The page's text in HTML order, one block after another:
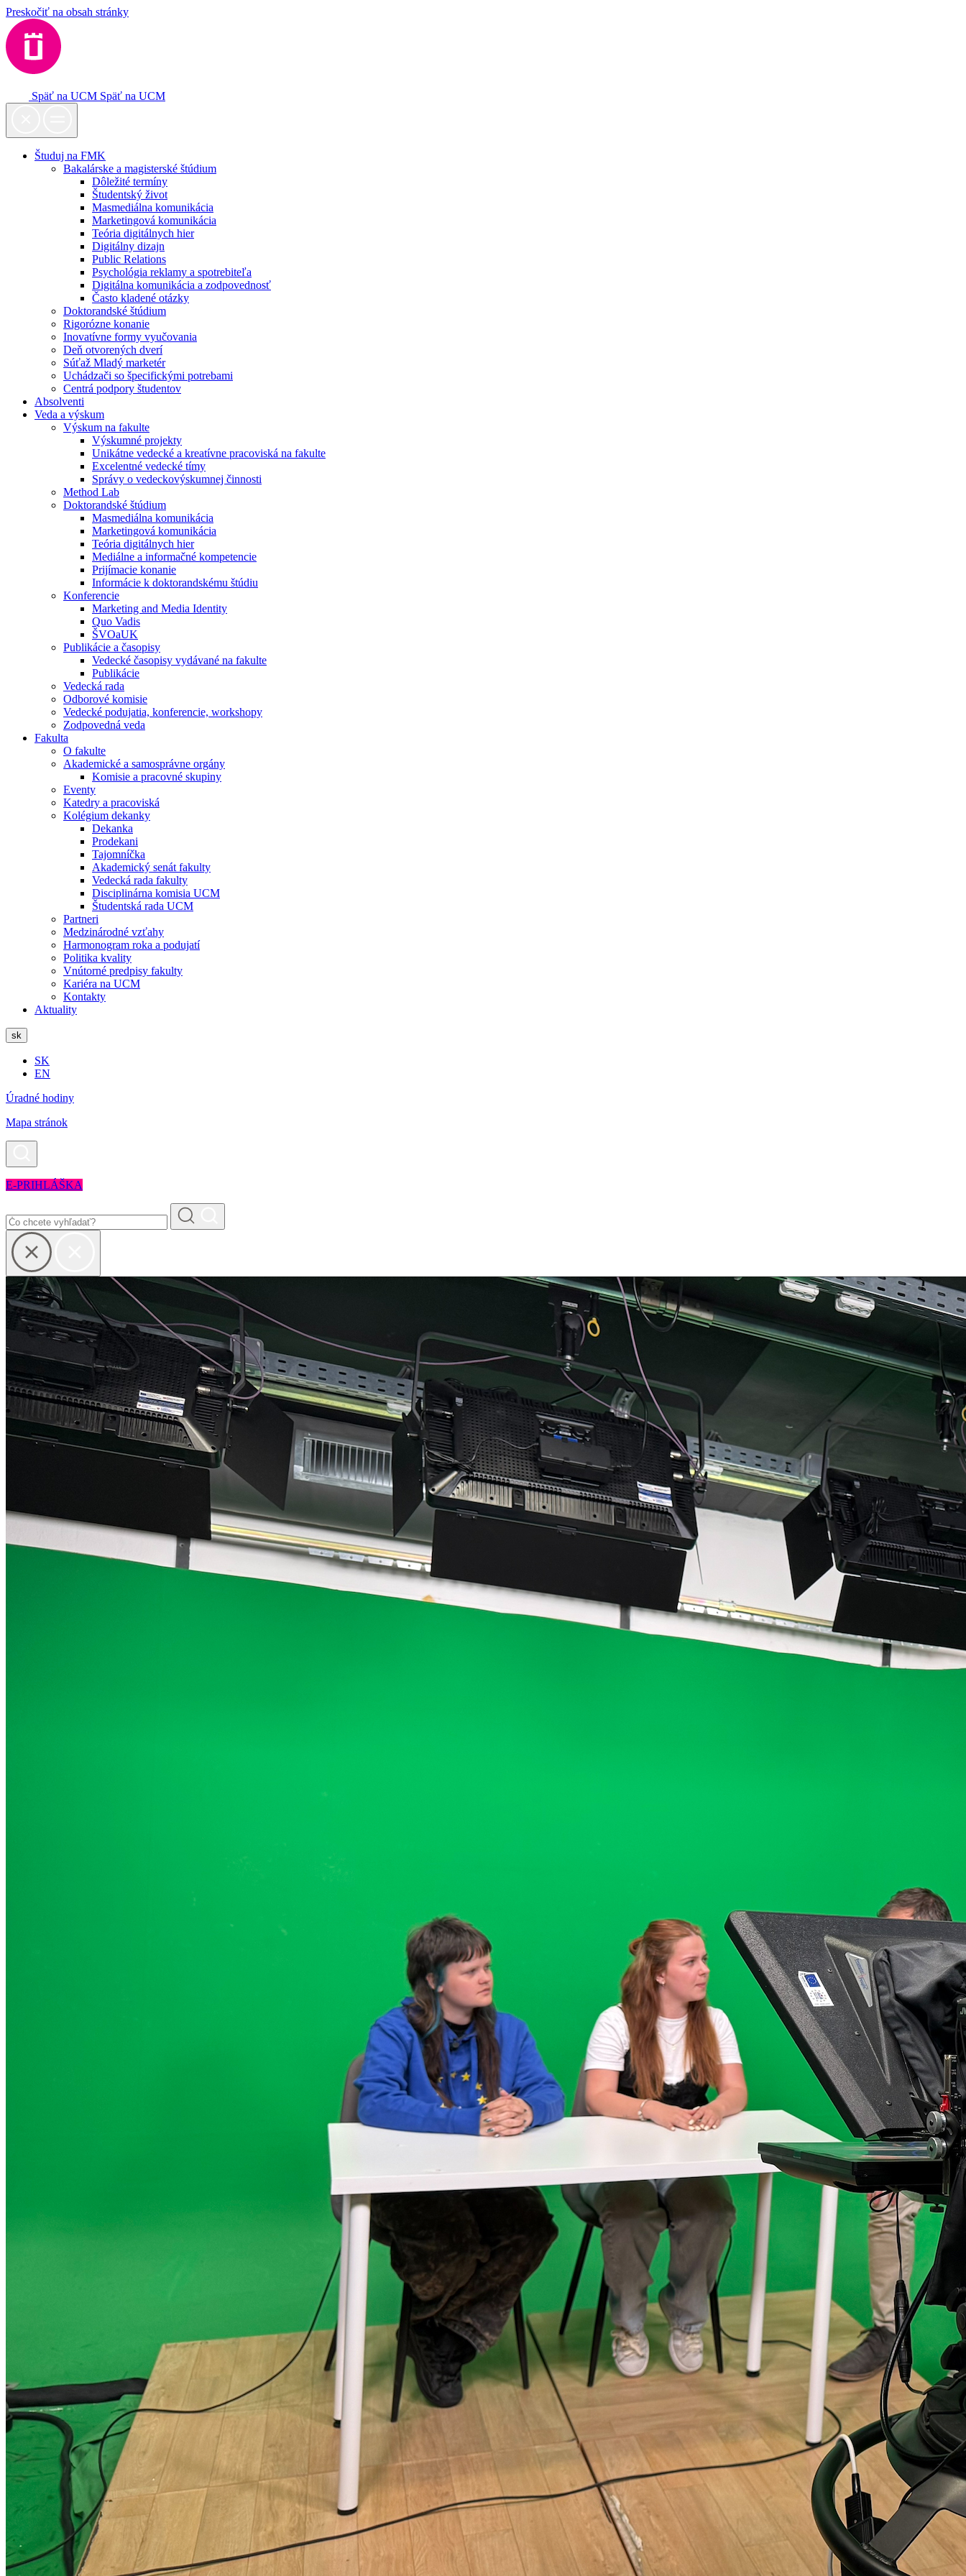
Preskočiť na obsah stránky
Späť na UCM Späť na UCM
Študuj na FMK
Bakalárske a magisterské štúdium
Dôležité termíny
Študentský život
Masmediálna komunikácia
Marketingová komunikácia
Teória digitálnych hier
Digitálny dizajn
Public Relations
Psychológia reklamy a spotrebiteľa
Digitálna komunikácia a zodpovednosť
Často kladené otázky
Doktorandské štúdium
Rigorózne konanie
Inovatívne formy vyučovania
Deň otvorených dverí
Súťaž Mladý marketér
Uchádzači so špecifickými potrebami
Centrá podpory študentov
Absolventi
Veda a výskum
Výskum na fakulte
Výskumné projekty
Unikátne vedecké a kreatívne pracoviská na fakulte
Excelentné vedecké tímy
Správy o vedeckovýskumnej činnosti
Method Lab
Doktorandské štúdium
Masmediálna komunikácia
Marketingová komunikácia
Teória digitálnych hier
Mediálne a informačné kompetencie
Prijímacie konanie
Informácie k doktorandskému štúdiu
Konferencie
Marketing and Media Identity
Quo Vadis
ŠVOaUK
Publikácie a časopisy
Vedecké časopisy vydávané na fakulte
Publikácie
Vedecká rada
Odborové komisie
Vedecké podujatia, konferencie, workshopy
Zodpovedná veda
Fakulta
O fakulte
Akademické a samosprávne orgány
Komisie a pracovné skupiny
Eventy
Katedry a pracoviská
Kolégium dekanky
Dekanka
Prodekani
Tajomníčka
Akademický senát fakulty
Vedecká rada fakulty
Disciplinárna komisia UCM
Študentská rada UCM
Partneri
Medzinárodné vzťahy
Harmonogram roka a podujatí
Politika kvality
Vnútorné predpisy fakulty
Kariéra na UCM
Kontakty
Aktuality
sk
SK
EN
Úradné hodiny
Mapa stránok
E-PRIHLÁŠKA